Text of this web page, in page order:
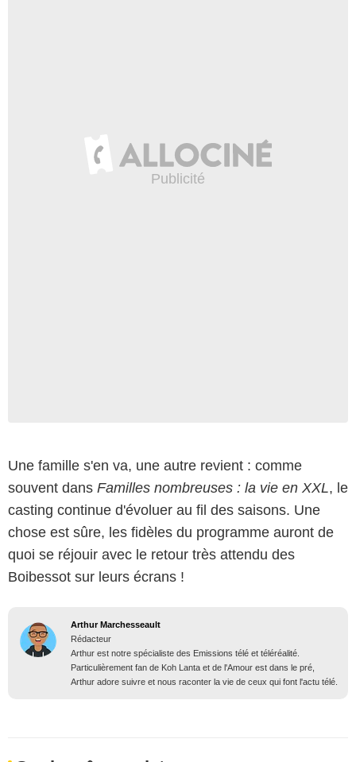
Une famille s'en va, une autre revient : comme
souvent dans Familles nombreuses : la vie en XXL, le
casting continue d'évoluer au fil des saisons. Une
chose est sûre, les fidèles du programme auront de
quoi se réjouir avec le retour très attendu des
Boibessot sur leurs écrans !
Arthur Marchesseault
Rédacteur
Arthur est notre spécialiste des Emissions télé et téléréalité.
Particulièrement fan de Koh Lanta et de l'Amour est dans le pré,
Arthur adore suivre et nous raconter la vie de ceux qui font l'actu télé.